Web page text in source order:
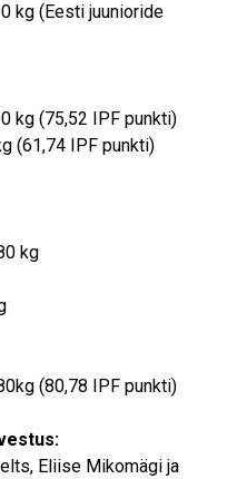
kg (Eesti juunioride
kg (75,52 IPF punkti)
(61,74 IPF punkti)
kg
(80,78 IPF punkti)
Eliise Mikomägi ja